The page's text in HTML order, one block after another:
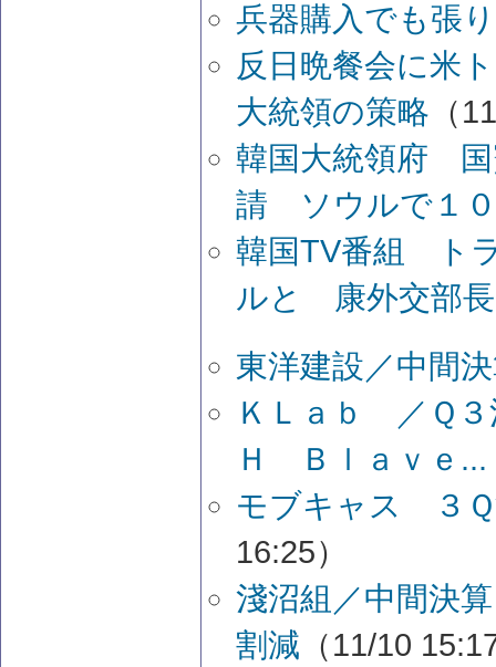
兵器購入でも張
反日晩餐会に米
大統領の策略 （
韓国大統領府 国
請 ソウルで１
韓国TV番組 ト
ルと 康外交部
東洋建設／中間
ＫＬａｂ ／Ｑ
Ｈ Ｂｌａｖｅ...
モブキャス ３
16:25）
淺沼組／中間
割減 （11/10